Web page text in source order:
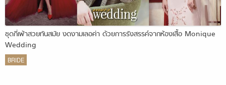
ชุดกี่เพ้าสวยทันสมัย งดงามเลอค่า ด้วยการรังสรรค์จากห้องเสื้อ Monique
Wedding
BRIDE